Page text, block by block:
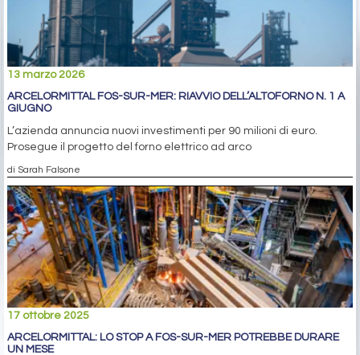
13 marzo 2026
ARCELORMITTAL FOS-SUR-MER: RIAVVIO DELL’ALTOFORNO N. 1 A
GIUGNO
L’azienda annuncia nuovi investimenti per 90 milioni di euro.
Prosegue il progetto del forno elettrico ad arco
di Sarah Falsone
17 ottobre 2025
ARCELORMITTAL: LO STOP A FOS-SUR-MER POTREBBE DURARE
UN MESE